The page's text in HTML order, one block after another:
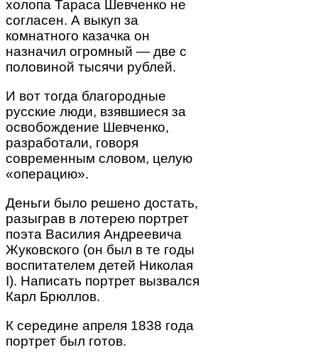
холопа Тараса Шевченко не
согласен. А выкуп за
комнатного казачка он
назначил огромный — две с
половиной тысячи рублей.
И вот тогда благородные
русские люди, взявшиеся за
освобождение Шевченко,
разработали, говоря
современным словом, целую
«операцию».
Деньги было решено достать,
разыграв в лотерею портрет
поэта Василия Андреевича
Жуковского (он был в те годы
воспитателем детей Николая
I). Написать портрет вызвался
Карл Брюллов.
К середине апреля 1838 года
портрет был готов.